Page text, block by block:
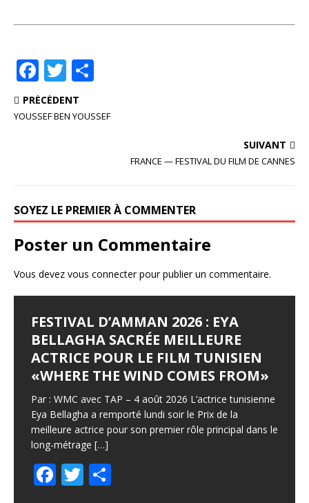
F
a
c
o
k
T
w
it ta
PRÉCÉDENT
YOUSSEF BEN YOUSSEF
SUIVANT
FRANCE — FESTIVAL DU FILM DE CANNES
SOYEZ LE PREMIER À COMMENTER
Poster un Commentaire
Vous devez vous connecterpour publier un commentaire.
FESTIVAL D’AMMAN 2026 : EYA
BELLAGHA SACRÉE MEILLEURE
ACTRICE POUR LE FILM TUNISIEN
«WHERE THE WIND COMES FROM»
Par : WMC avec TAP – 4 août 2026 L’actrice tunisienne
Eya Bellagha a remporté lundi soir le Prix de la
meilleure actrice pour son premier rôle principal dans le
long-métrage […]
F T